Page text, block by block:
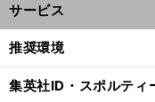
サービス
推奨環境
集英社ID・スポルティ